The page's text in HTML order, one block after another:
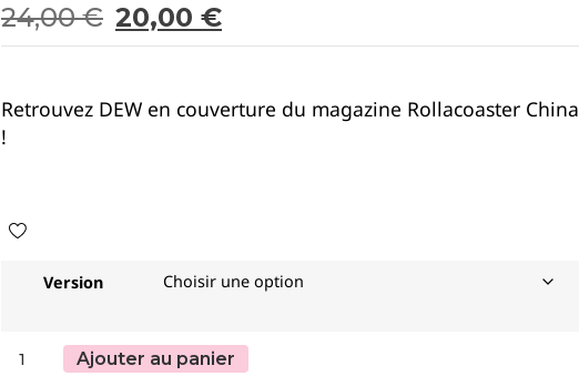
24,00€ 20,00 €
Retrouvez DEW en couverture du magazine Rollacoaster China
!
Version
Ajouter au panier